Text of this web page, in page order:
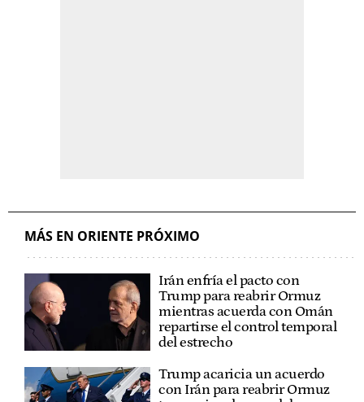
MÁS EN ORIENTE PRÓXIMO
Irán enfría el pacto con
Trump para reabrir Ormuz
mientras acuerda con Omán
repartirse el control temporal
del estrecho
Trump acaricia un acuerdo
con Irán para reabrir Ormuz